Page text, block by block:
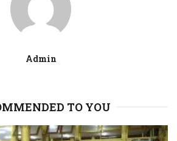
Admin
TO YOU